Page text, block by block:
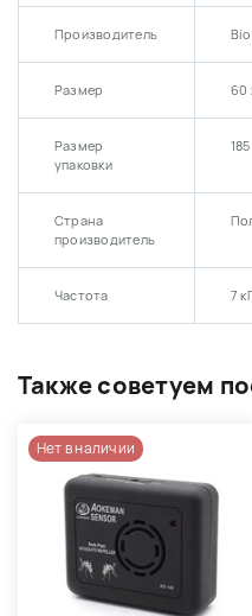
Производитель
Размер 60
Размер
упаковки
Страна
производитель
Частота 7
Также советуем
Нет в наличии